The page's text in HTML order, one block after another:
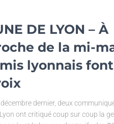
DE LYON – À
de la mi-
lyonnais
décembre dernier, deux
ont critiqué coup sur coup la